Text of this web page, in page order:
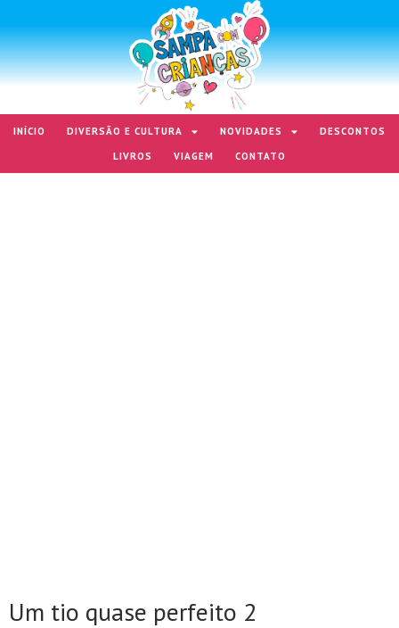
INÍCIO DIVERSÃO E CULTURA NOVIDADES
DESCONTOS
LIVROS
VIAGEM CONTATO
Um tio quase perfeito 2